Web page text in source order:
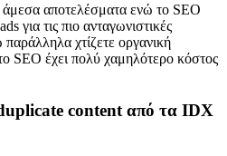
αποτελέσματα ενώ το SEO
για τις πιο ανταγωνιστικές
χτίζετε οργανική
SEO έχει πολύ χαμηλότερο κόστος
content από τα IDX